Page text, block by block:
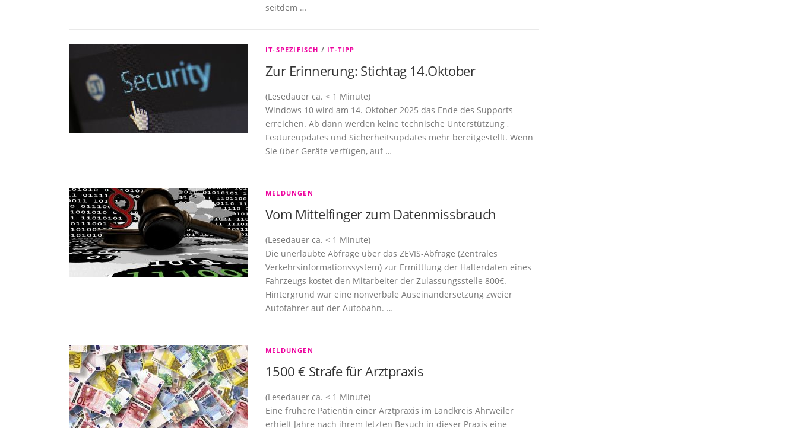
seitdem …
IT-SPEZIFISCH / IT-TIPP
Zur Erinnerung: Stichtag 14.Oktober
(Lesedauer ca. < 1 Minute)
Windows 10 wird am 14. Oktober 2025 das Ende des Supports
erreichen. Ab dann werden keine technische Unterstützung ,
Featureupdates und Sicherheitsupdates mehr bereitgestellt. Wenn
Sie über Geräte verfügen, auf …
MELDUNGEN
Vom Mittelfinger zum Datenmissbrauch
(Lesedauer ca. < 1 Minute)
Die unerlaubte Abfrage über das ZEVIS-Abfrage (Zentrales
Verkehrsinformationssystem) zur Ermittlung der Halterdaten eines
Fahrzeugs kostet den Mitarbeiter der Zulassungsstelle 800€.
Hintergrund war eine nonverbale Auseinandersetzung zweier
Autofahrer auf der Autobahn. …
MELDUNGEN
1500 € Strafe für Arztpraxis
(Lesedauer ca. < 1 Minute)
Eine frühere Patientin einer Arztpraxis im Landkreis Ahrweiler
erhielt Jahre nach ihrem letzten Besuch in dieser Praxis eine